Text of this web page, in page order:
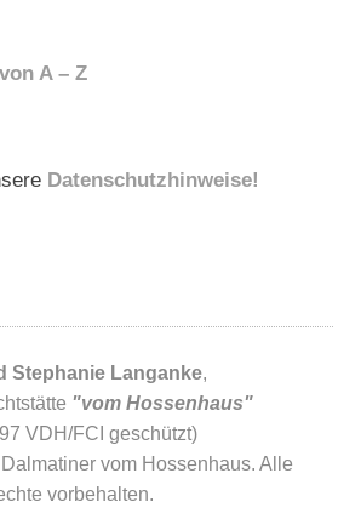
A – Z
Datenschutzhinweise!
Stephanie Langanke,
"vom Hossenhaus"
VDH/FCI geschützt)
vom Hossenhaus. Alle
vorbehalten.